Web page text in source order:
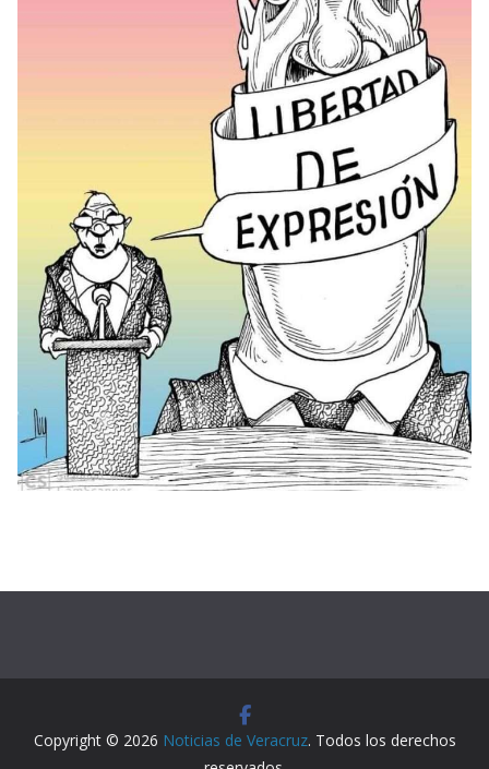
Copyright © 2026 Noticias de Veracruz. Todos los derechos